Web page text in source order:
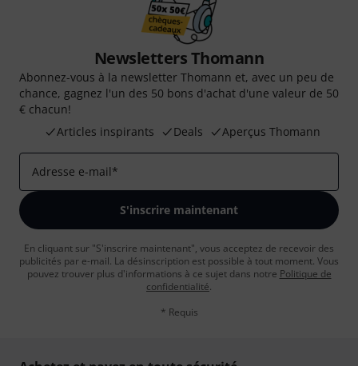
Newsletters Thomann
Abonnez-vous à la newsletter Thomann et, avec un peu de
chance, gagnez l'un des 50 bons d'achat d'une valeur de 50
€ chacun!
Articles inspirants
Deals Aperçus Thomann
Adresse e-mail*
S'inscrire maintenant
En cliquant sur "S'inscrire maintenant", vous acceptez de recevoir des
publicités par e-mail. La désinscription est possible à tout moment. Vous
pouvez trouver plus d'informations à ce sujet dans notre Politique de
confidentialité.
* Requis